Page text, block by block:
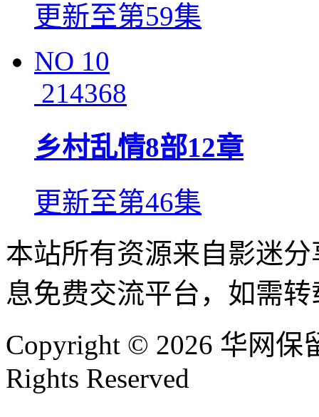
更新至第59集
NO 10
214368
乡村乱情8部12章
更新至第46集
本站所有资源来自影迷
息免费交流平台，如需
Copyright © 2026 华网保
Rights Reserved